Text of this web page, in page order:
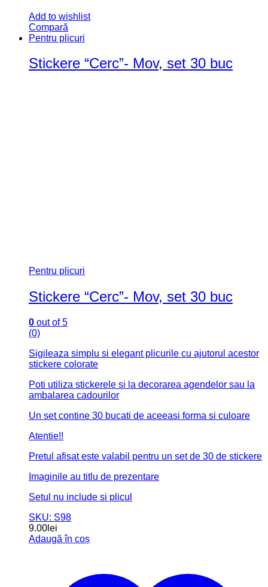
Add to wishlist
Compară
Pentru plicuri
Stickere “Cerc”- Mov, set 30 buc
Pentru plicuri
Stickere “Cerc”- Mov, set 30 buc
0 out of 5
(0)
Sigileaza simplu si elegant plicurile cu ajutorul acestor
stickere colorate
Poti utiliza stickerele si la decorarea agendelor sau la
ambalarea cadourilor
Un set contine 30 bucati de aceeasi forma si culoare
Atentie!!
Pretul afisat este valabil pentru un set de 30 de stickere
Imaginile au titlu de prezentare
Setul nu include si plicul
SKU: S98
9.00 lei
Adaugă în coș